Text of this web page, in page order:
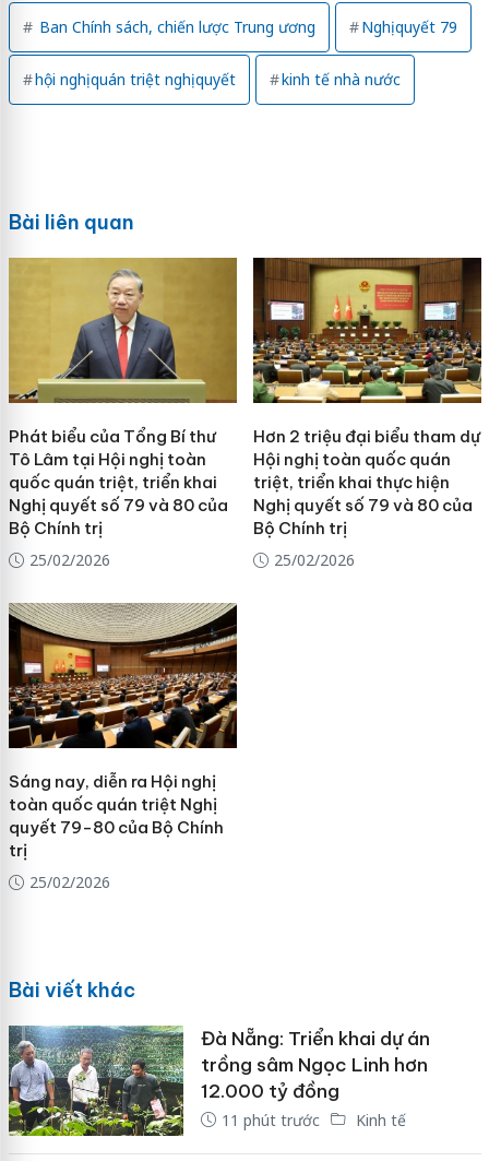
Ban Chính sách, chiến lược Trung ương Nghị quyết 79
hội nghị quán triệt nghị quyết kinh tế nhà nước
Bài liên quan
Phát biểu của Tổng Bí thư
Tô Lâm tại Hội nghị toàn
quốc quán triệt, triển khai
Nghị quyết số 79 và 80 của
Bộ Chính trị
25/02/2026
Hơn 2 triệu đại biểu tham dự
Hội nghị toàn quốc quán
triệt, triển khai thực hiện
Nghị quyết số 79 và 80 của
Bộ Chính trị
25/02/2026
Sáng nay, diễn ra Hội nghị
toàn quốc quán triệt Nghị
quyết 79-80 của Bộ Chính
trị
25/02/2026
Bài viết khác
Đà Nẵng: Triển khai dự án
trồng sâm Ngọc Linh hơn
12.000 tỷ đồng
11 phút trước Kinh tế